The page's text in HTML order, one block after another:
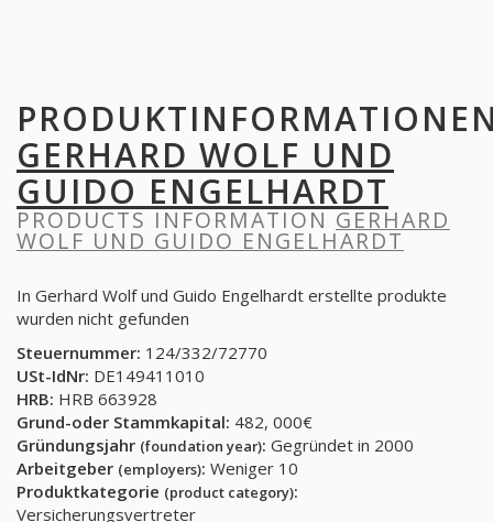
GERHARD WOLF UND
GUIDO ENGELHARDT
PRODUCTS INFORMATION GERHARD
WOLF UND GUIDO ENGELHARDT
In Gerhard Wolf und Guido Engelhardt erstellte produkte
wurden nicht gefunden
Steuernummer: 124/332/72770
USt-IdNr: DE149411010
HRB: HRB 663928
Grund-oder Stammkapital: 482, 000€
Gründungsjahr (foundation year): Gegründet in 2000
Arbeitgeber (employers): Weniger 10
Produktkategorie (product category):
Versicherungsvertreter